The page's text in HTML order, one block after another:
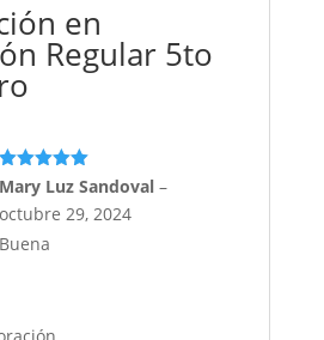
en
Regular 5to
Valorado en
de 5
Mary Luz Sandoval –
octubre 29, 2024
Buena